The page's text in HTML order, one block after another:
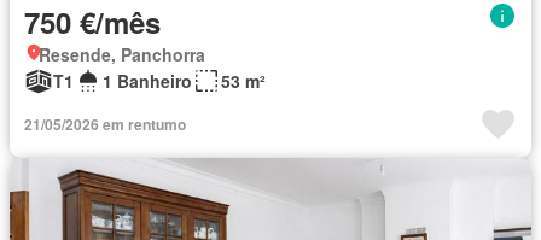
750 €/mês
Resende, Panchorra
T1
1 Banheiro 53 m²
21/05/2026 em rentumo